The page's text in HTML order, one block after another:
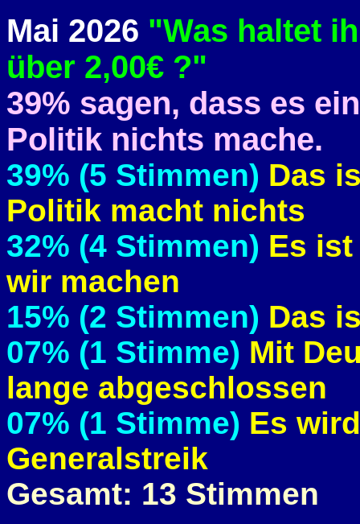
Mai 2026 "Was haltet
über 2,00€ ?"
39% sagen, dass es
Politik nichts mache.
39% (5 Stimmen) Das
Politik macht nichts
32% (4 Stimmen) Es
wir machen
15% (2 Stimmen) Das
07% (1 Stimme) Mit
lange abgeschlossen
07% (1 Stimme) Es
Generalstreik
Gesamt: 13 Stimmen